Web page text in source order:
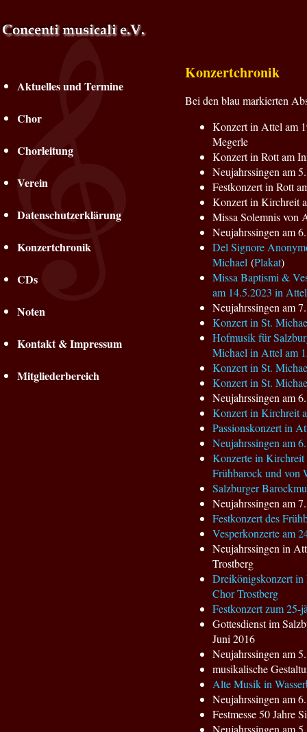
Konzertchronik
Bei den blau markierten
Konzert in Attel am
Megerle
Konzert in Rott am
Neujahrssingen am
Festkonzert in Rott
Konzert in Kirchreit
Missa Solemnis von
Neujahrssingen am
Del Signore
Michael (Plakat)
Missa Baptismi &
am 14.5.2023 in Attel
Neujahrssingen am
Konzert in St.
Hofmusik für
Michael in Attel am
Konzert in St.
Konzert in St.
Neujahrssingen am
Konzert in Kirchreit
Passionskonzert in
Neujahrssingen am
Konzerte in Kirchreit
Frühbarock und von
Salzburger
Neujahrssingen am
Festkonzert des
Vesperkonzerte am
Neujahrssingen in
Trostberg
Dreikönigskonzert in
Chor Trostberg
Festkonzert zum 25-
Gottesdienst im
Juni 2016
Neujahrssingen am
musikalische
Alte Musik in
Neujahrssingen am
Festmesse 50 Jahre
Neujahrssingen am
Aktuelles und Termine
Chor
Chorleitung
Verein
Datenschutzerklärung
Konzertchronik
CDs
Noten
Kontakt & Impressum
Mitgliederbereich